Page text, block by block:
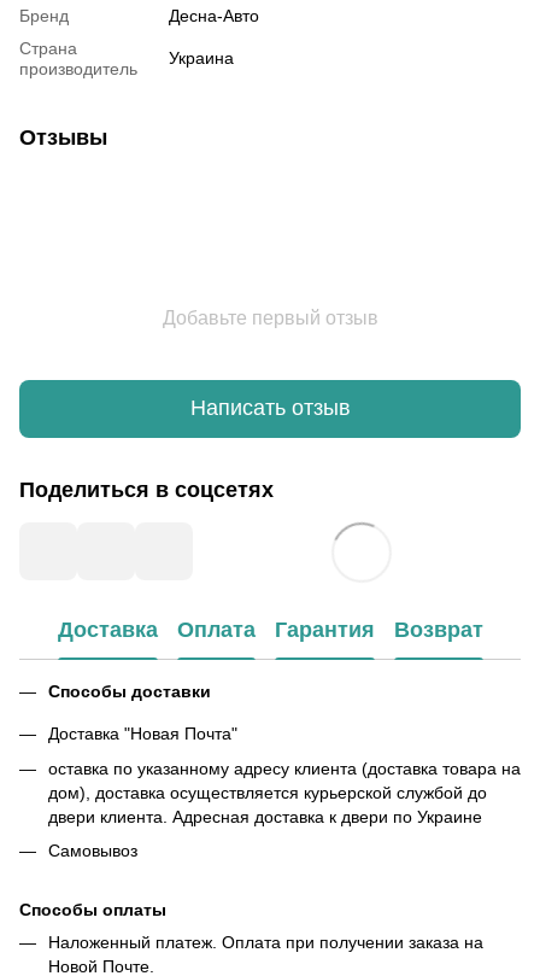
Бренд
Десна-Авто
Страна
производитель
Украина
Отзывы
Добавьте первый отзыв
Написать отзыв
Поделиться в соцсетях
Доставка Оплата Гарантия Возврат
Способы доставки
Доставка "Новая Почта"
оставка по указанному адресу клиента (доставка товара на
дом), доставка осуществляется курьерской службой до
двери клиента. Адресная доставка к двери по Украине
Самовывоз
Способы оплаты
Наложенный платеж. Оплата при получении заказа на
Новой Почте.